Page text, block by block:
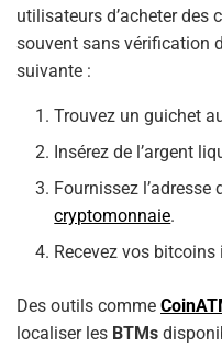
utilisateurs d’acheter des
souvent sans vérification
suivante :
Trouvez un guichet
Insérez de l’argent
Fournissez
cryptomonnaie.
Recevez vos
Des outils comme
localiser les BTMs